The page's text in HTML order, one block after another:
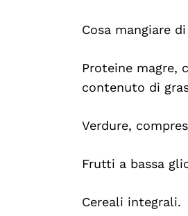
Cosa mangiare
Proteine magre,
contenuto di
Verdure,
Frutti a bassa
Cereali integrali.